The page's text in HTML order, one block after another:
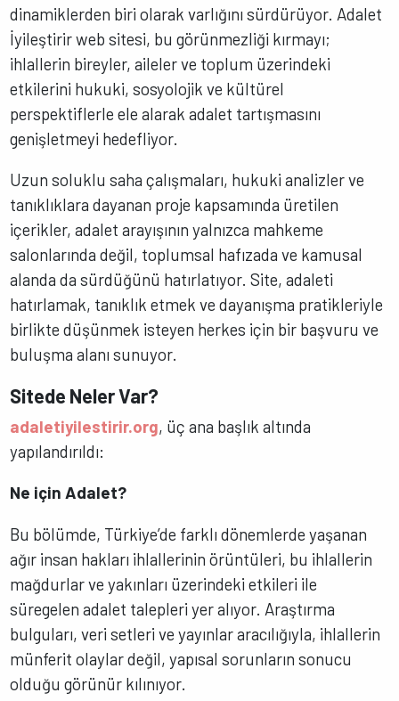
dinamiklerden biri olarak varlığını sürdürüyor. Adalet
İyileştirir web sitesi, bu görünmezliği kırmayı;
ihlallerin bireyler, aileler ve toplum üzerindeki
etkilerini hukuki, sosyolojik ve kültürel
perspektiflerle ele alarak adalet tartışmasını
genişletmeyi hedefliyor.
Uzun soluklu saha çalışmaları, hukuki analizler ve
tanıklıklara dayanan proje kapsamında üretilen
içerikler, adalet arayışının yalnızca mahkeme
salonlarında değil, toplumsal hafızada ve kamusal
alanda da sürdüğünü hatırlatıyor. Site, adaleti
hatırlamak, tanıklık etmek ve dayanışma pratikleriyle
birlikte düşünmek isteyen herkes için bir başvuru ve
buluşma alanı sunuyor.
Sitede Neler Var?
adaletiyilestirir.org, üç ana başlık altında
yapılandırıldı:
Ne için Adalet?
Bu bölümde, Türkiye’de farklı dönemlerde yaşanan
ağır insan hakları ihlallerinin örüntüleri, bu ihlallerin
mağdurlar ve yakınları üzerindeki etkileri ile
süregelen adalet talepleri yer alıyor. Araştırma
bulguları, veri setleri ve yayınlar aracılığıyla, ihlallerin
münferit olaylar değil, yapısal sorunların sonucu
olduğu görünür kılınıyor.